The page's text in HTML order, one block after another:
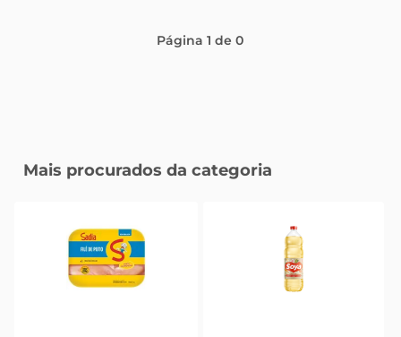
Página1 de0
Mais procurados da categoria